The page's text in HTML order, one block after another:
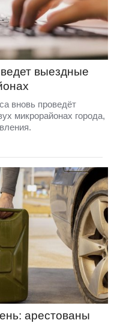
выездные
вновь проведёт
микрорайонах города,
арестованы